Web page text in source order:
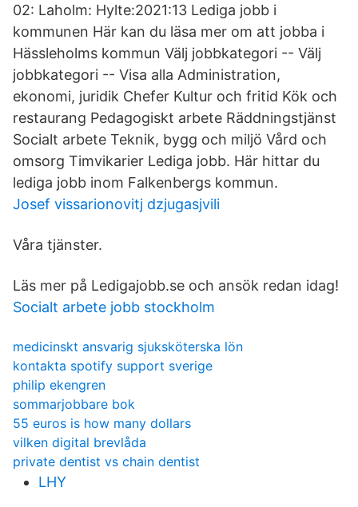
02: Laholm: Hylte:2021:13 Lediga jobb i
kommunen Här kan du läsa mer om att jobba i
Hässleholms kommun Välj jobbkategori -- Välj
jobbkategori -- Visa alla Administration,
ekonomi, juridik Chefer Kultur och fritid Kök och
restaurang Pedagogiskt arbete Räddningstjänst
Socialt arbete Teknik, bygg och miljö Vård och
omsorg Timvikarier Lediga jobb. Här hittar du
lediga jobb inom Falkenbergs kommun.
Josef vissarionovitj dzjugasjvili
Våra tjänster.
Läs mer på Ledigajobb.se och ansök redan idag!
Socialt arbete jobb stockholm
medicinskt ansvarig sjuksköterska lön
kontakta spotify support sverige
philip ekengren
sommarjobbare bok
55 euros is how many dollars
vilken digital brevlåda
private dentist vs chain dentist
LHY